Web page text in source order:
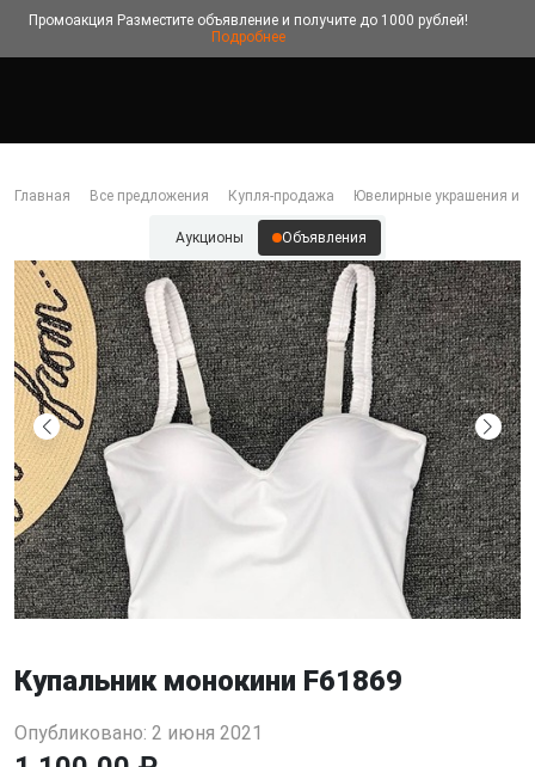
Промоакция Разместите объявление и получите до 1000 рублей!
Подробнее
Главная Все предложения Купля-продажа Ювелирные украшения и
Аукционы Объявления
Купальник монокини F61869
Опубликовано: 2 июня 2021